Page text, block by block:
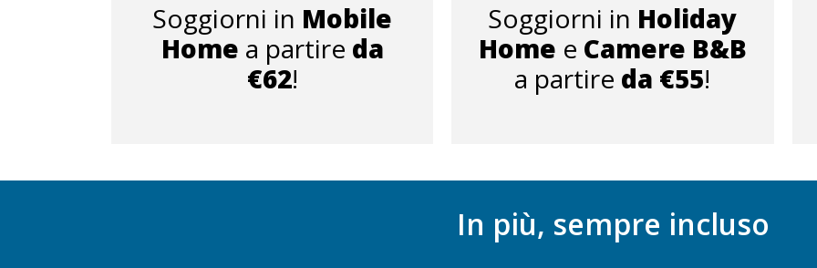
Soggiorni in Mobile
Home a partire da
€62!
Soggiorni in Holiday
Home e Camere B&B
a partire da €55!
In più, sempre incluso